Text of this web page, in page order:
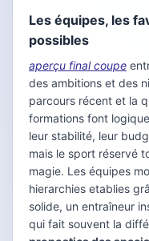
Les équipes, les
possibles
aperçu final coupe
des ambitions et des
parcours récent et la
formations font
leur stabilité, leur
mais le sport réservé
magie. Les équipes
hierarchies etablies
solide, un entraîneur
qui fait souvent la